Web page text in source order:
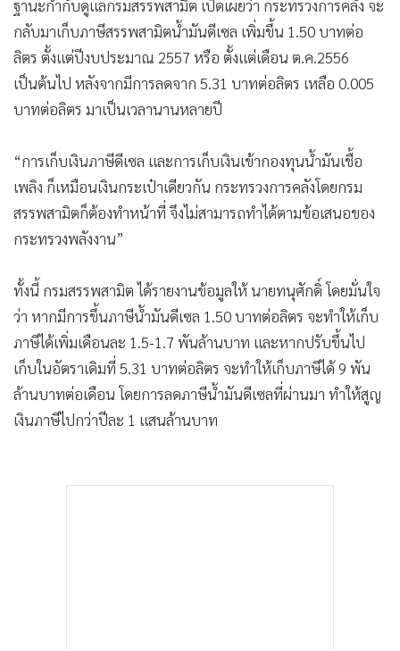
• กองทุนรวม
• Celeb Online
• Factcheck
• ญี่ปุ่น
• News1
ฐานะกำกับดูแลกรมสรรพสามิต เปิดเผยว่า กระทรวงการคลัง จะ
กลับมาเก็บภาษีสรรพสามิตน้ำมันดีเซล เพิ่มขึ้น 1.50 บาทต่อ
ลิตร ตั้งแต่ปีงบประมาณ 2557 หรือ ตั้งแต่เดือน ต.ค.2556
เป็นต้นไป หลังจากมีการลดจาก 5.31 บาทต่อลิตร เหลือ 0.005
บาทต่อลิตร มาเป็นเวลานานหลายปี
“การเก็บเงินภาษีดีเซล และการเก็บเงินเข้ากองทุนน้ำมันเชื้อ
เพลิง ก็เหมือนเงินกระเป๋าเดียวกัน กระทรวงการคลังโดยกรม
สรรพสามิตก็ต้องทำหน้าที่ จึงไม่สามารถทำได้ตามข้อเสนอของ
กระทรวงพลังงาน”
ทั้งนี้ กรมสรรพสามิต ได้รายงานข้อมูลให้ นายทนุศักดิ์ โดยมั่นใจ
ว่า หากมีการขึ้นภาษีน้ำมันดีเซล 1.50 บาทต่อลิตร จะทำให้เก็บ
ภาษีได้เพิ่มเดือนละ 1.5-1.7 พันล้านบาท และหากปรับขึ้นไป
เก็บในอัตราเดิมที่ 5.31 บาทต่อลิตร จะทำให้เก็บภาษีได้ 9 พัน
ล้านบาทต่อเดือน โดยการลดภาษีน้ำมันดีเซลที่ผ่านมา ทำให้สูญ
เงินภาษีไปกว่าปีละ 1 แสนล้านบาท